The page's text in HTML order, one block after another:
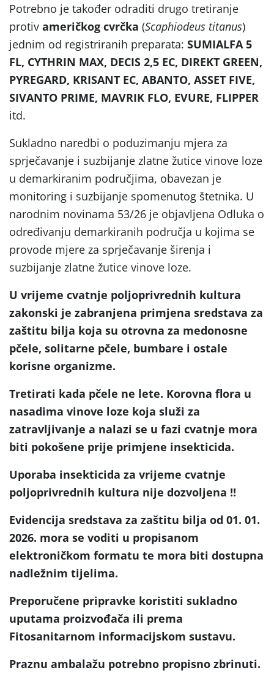
Potrebno je također odraditi drugo tretiranje
protiv američkog cvrčka (Scaphiodeus titanus)
jednim od registriranih preparata: SUMIALFA 5
FL, CYTHRIN MAX, DECIS 2,5 EC, DIREKT GREEN,
PYREGARD, KRISANT EC, ABANTO, ASSET FIVE,
SIVANTO PRIME, MAVRIK FLO, EVURE, FLIPPER
itd.
Sukladno naredbi o poduzimanju mjera za
sprječavanje i suzbijanje zlatne žutice vinove loze
u demarkiranim područjima, obavezan je
monitoring i suzbijanje spomenutog štetnika. U
narodnim novinama 53/26 je objavljena Odluka o
određivanju demarkiranih područja u kojima se
provode mjere za sprječavanje širenja i
suzbijanje zlatne žutice vinove loze.
U vrijeme cvatnje poljoprivrednih kultura
zakonski je zabranjena primjena sredstava za
zaštitu bilja koja su otrovna za medonosne
pčele, solitarne pčele, bumbare i ostale
korisne organizme.
Tretirati kada pčele ne lete. Korovna flora u
nasadima vinove loze koja služi za
zatravljivanje a nalazi se u fazi cvatnje mora
biti pokošene prije primjene insekticida.
Uporaba insekticida za vrijeme cvatnje
poljoprivrednih kultura nije dozvoljena !!
Evidencija sredstava za zaštitu bilja od 01. 01.
2026. mora se voditi u propisanom
elektroničkom formatu te mora biti dostupna
nadležnim tijelima.
Preporučene pripravke koristiti sukladno
uputama proizvođača ili prema
Fitosanitarnom informacijskom sustavu.
Praznu ambalažu potrebno propisno zbrinuti.